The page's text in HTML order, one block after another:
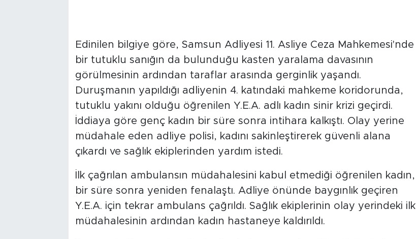
Edinilen bilgiye göre, Samsun Adliyesi 11. Asliye Ceza Mahkemesi'nde
bir tutuklu sanığın da bulunduğu kasten yaralama davasının
görülmesinin ardından taraflar arasında gerginlik yaşandı.
Duruşmanın yapıldığı adliyenin 4. katındaki mahkeme koridorunda,
tutuklu yakını olduğu öğrenilen Y.E.A. adlı kadın sinir krizi geçirdi.
İddiaya göre genç kadın bir süre sonra intihara kalkıştı. Olay yerine
müdahale eden adliye polisi, kadını sakinleştirerek güvenli alana
çıkardı ve sağlık ekiplerinden yardım istedi.
İlk çağrılan ambulansın müdahalesini kabul etmediği öğrenilen kadın,
bir süre sonra yeniden fenalaştı. Adliye önünde baygınlık geçiren
Y.E.A. için tekrar ambulans çağrıldı. Sağlık ekiplerinin olay yerindeki ilk
müdahalesinin ardından kadın hastaneye kaldırıldı.